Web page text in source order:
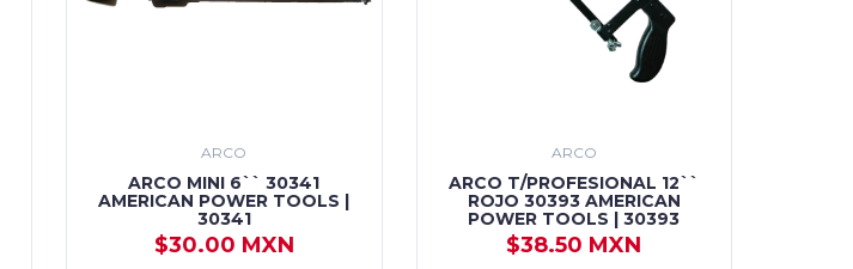
ARCO
ARCO MINI 6`` 30341
AMERICAN POWER TOOLS |
30341
$30.00 MXN
ARCO
ARCO T/PROFESIONAL 12``
ROJO 30393 AMERICAN
POWER TOOLS | 30393
$38.50 MXN